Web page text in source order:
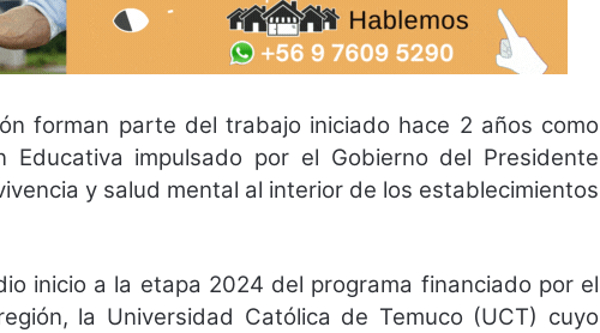
forman parte del trabajo iniciado hace 2 años como
Educativa impulsado por el Gobierno del Presidente
y salud mental al interior de los establecimientos
inicio a la etapa 2024 del programa financiado por el
la Universidad Católica de Temuco (UCT) cuyo